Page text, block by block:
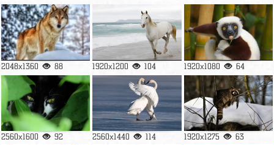
2048x1360 88 1920x1200 104 1920x1080 64
2560x1600 92 2560x1440 114 1920x1275 63